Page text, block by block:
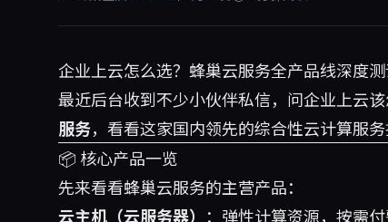
企业上云怎么选？蜂巢云服务全产品线深度
最近后台收到不少小伙伴私信，问企业上云
服务，看看这家国内领先的综合性云计算服
📦 核心产品一览
先来看看蜂巢云服务的主营产品：
云主机（云服务器） ：弹性计算资源，按需